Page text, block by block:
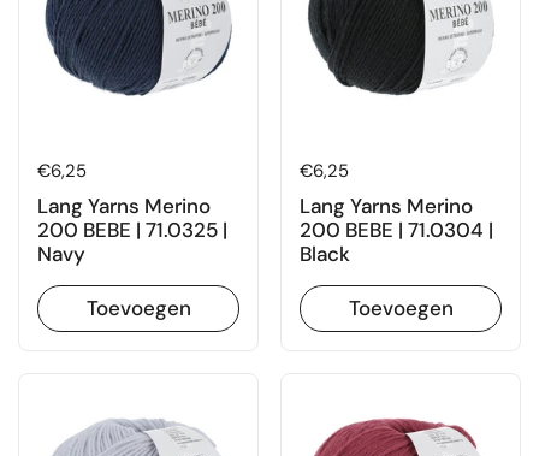
Prijs:
€6,25
Lang Yarns Merino
200 BEBE | 71.0325 |
Navy
Toevoegen
Prijs:
€6,25
Lang Yarns Merino
200 BEBE | 71.0304 |
Black
Toevoegen